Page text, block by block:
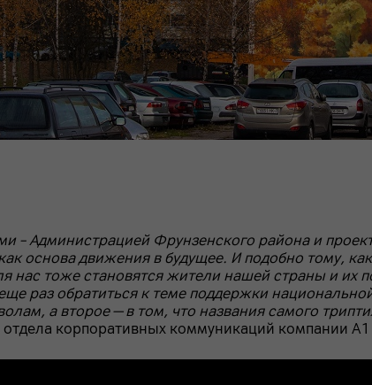
Администрацией Фрунзенского района и
основа движения в будущее. И подобно тому,
нас тоже становятся жители нашей страны и их
раз обратиться к теме поддержки
а второе — в том, что названия самого
корпоративных коммуникаций компании А1